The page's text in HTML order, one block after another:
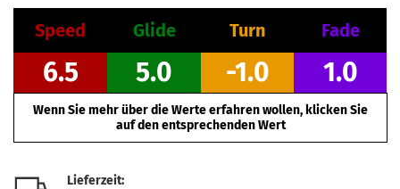
Speed Glide Turn Fade
6.5 5.0 -1.0 1.0
Wenn Sie mehr über die Werte erfahren wollen, klicken Sie
auf den entsprechenden Wert
Lieferzeit: